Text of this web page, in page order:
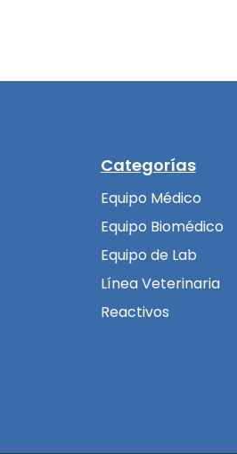
Categorías
Equipo Médico
Equipo Biomédico
Equipo de Lab
Línea Veterinaria
Reactivos